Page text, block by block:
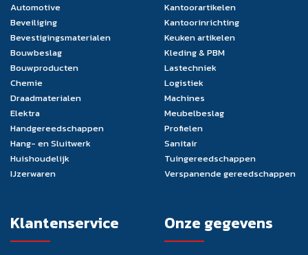
Automotive
Beveiliging
Bevestigingsmaterialen
Bouwbeslag
Bouwproducten
Chemie
Draadmaterialen
Elektra
Handgereedschappen
Hang- en Sluitwerk
Huishoudelijk
IJzerwaren
Kantoorartikelen
Kantoorinrichting
Keuken artikelen
Kleding & PBM
Lastechniek
Logistiek
Machines
Meubelbeslag
Profielen
Sanitair
Tuingereedschappen
Verspanende gereedschappen
Klantenservice Onze gegevens